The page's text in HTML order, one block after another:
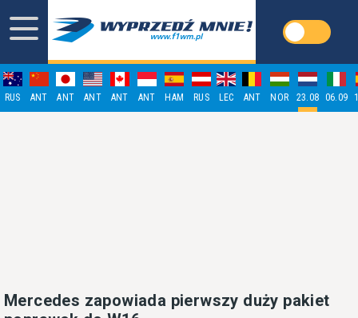
RUS ANT ANT ANT ANT ANT HAM RUS LEC ANT NOR 23.08 06.09
Mercedes zapowiada pierwszy duży pakiet